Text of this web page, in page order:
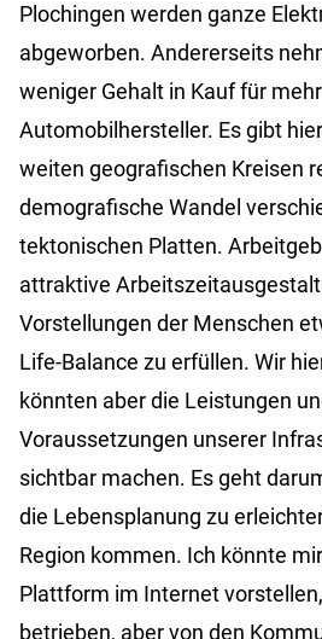
Plochingen werden ganze
abgeworben. Andererseits
weniger Gehalt in Kauf für
Automobilhersteller. Es gibt
weiten geografischen Kreisen
demografische Wandel
tektonischen Platten.
attraktive
Vorstellungen der Menschen
Life-Balance zu erfüllen. Wir
könnten aber die Leistungen
Voraussetzungen unserer
sichtbar machen. Es geht
die Lebensplanung zu
Region kommen. Ich könnte
Plattform im Internet
betrieben, aber von den